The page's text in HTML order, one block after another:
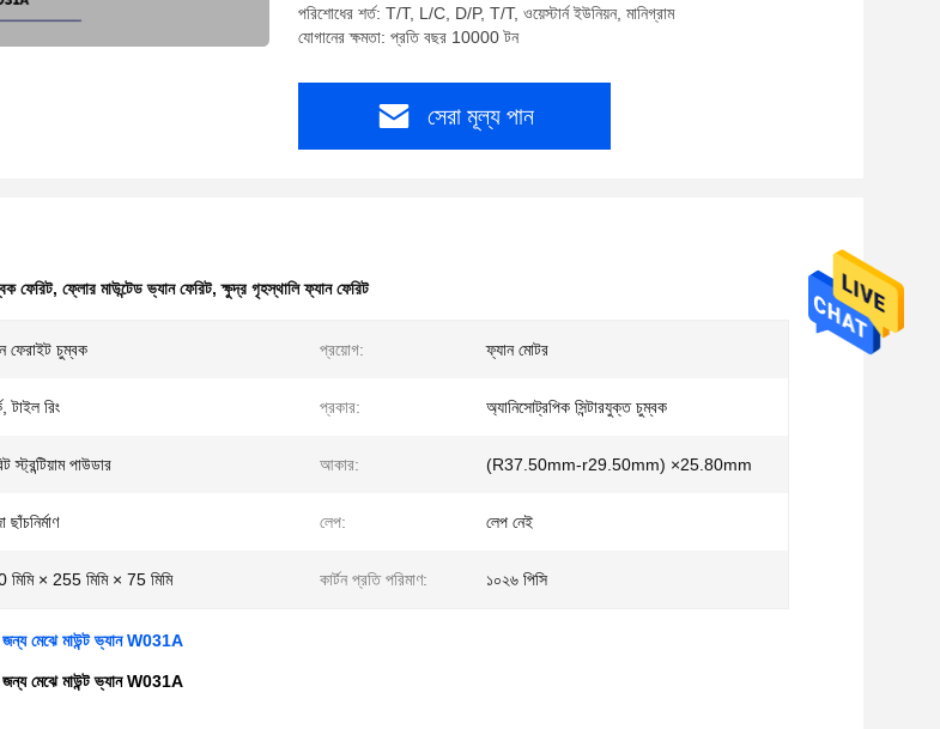
পরিশোধের শর্ত: T/T, L/C, D/P, T/T, ওয়েস্টার্ন ইউনিয়ন, মানিগ্রাম
যোগানের ক্ষমতা: প্রতি বছর 10000 টন
সেরা মূল্য পান
ফেরিট, ফ্লোর মাউন্টেড ভ্যান ফেরিট,ক্ষুদ্র গৃহস্থালি ফ্যান ফেরিট
ফেরাইট চুম্বক প্রয়োগ: ফ্যান মোটর
টাইল রিং প্রকার: অ্যানিসোট্রপিক সিন্টারযুক্ত চুম্বক
স্ট্রন্টিয়াম পাউডার আকার: (R37.50mm-r29.50mm) ×25.80mm
ছাঁচনির্মাণ লেপ: লেপ নেই
মিমি × 255 মিমি × 75 মিমি কার্টন প্রতি পরিমাণ: ১০২৬ পিসি
জন্য মেঝে মাউন্ট ভ্যান W031A
জন্য মেঝে মাউন্ট ভ্যান W031A